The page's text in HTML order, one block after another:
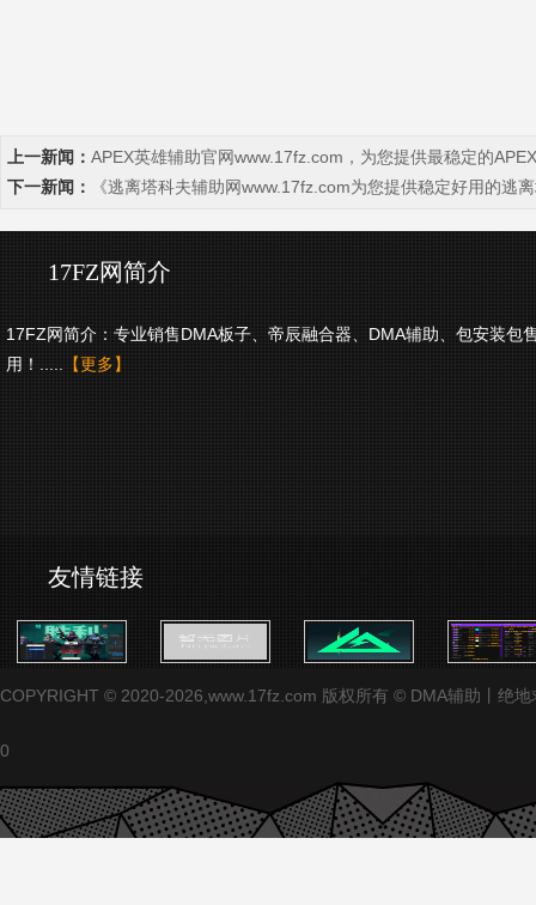
上一新闻： APEX英雄辅助官网www.17fz.com，为您提供最稳定的
下一新闻：
《逃离塔科夫辅助网www.17fz.com为您提供稳定好用的逃
17FZ网简介
17FZ网简介：专业销售DMA板子、帝辰融合器、DMA辅助、包安装包
用！.....
【更多】
友情链接
COPYRIGHT © 2020-2026,www.17fz.com 版权所有 © DMA辅助丨绝
0